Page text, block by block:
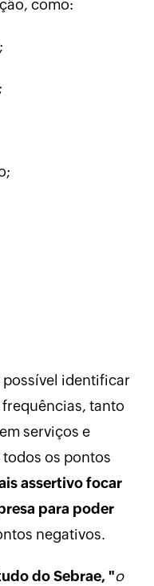
como:
possível identificar
tanto
serviços e
os pontos
assertivo focar
para poder
negativos.
do Sebrae, "o